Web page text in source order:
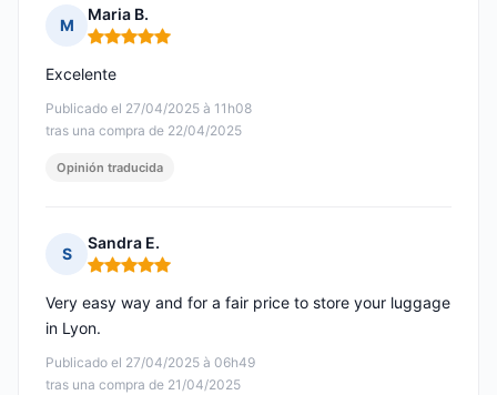
M
Maria B.
Nota: 5 de 5
Publicado el 27/04/2025 à 11h08
tras una compra de 22/04/2025
Excelente
Opinión traducida
S
Sandra E.
Nota: 5 de 5
Publicado el 27/04/2025 à 06h49
tras una compra de 21/04/2025
Very easy way and for a fair price to store your luggage
in Lyon.